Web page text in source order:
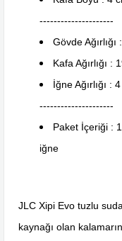
---------------------
Gövde Ağırlığı
Kafa Ağırlığı :
İğne Ağırlığı :
---------------------
Paket İçeriği :
iğne
JLC Xipi Evo tuzlu
kaynağı olan